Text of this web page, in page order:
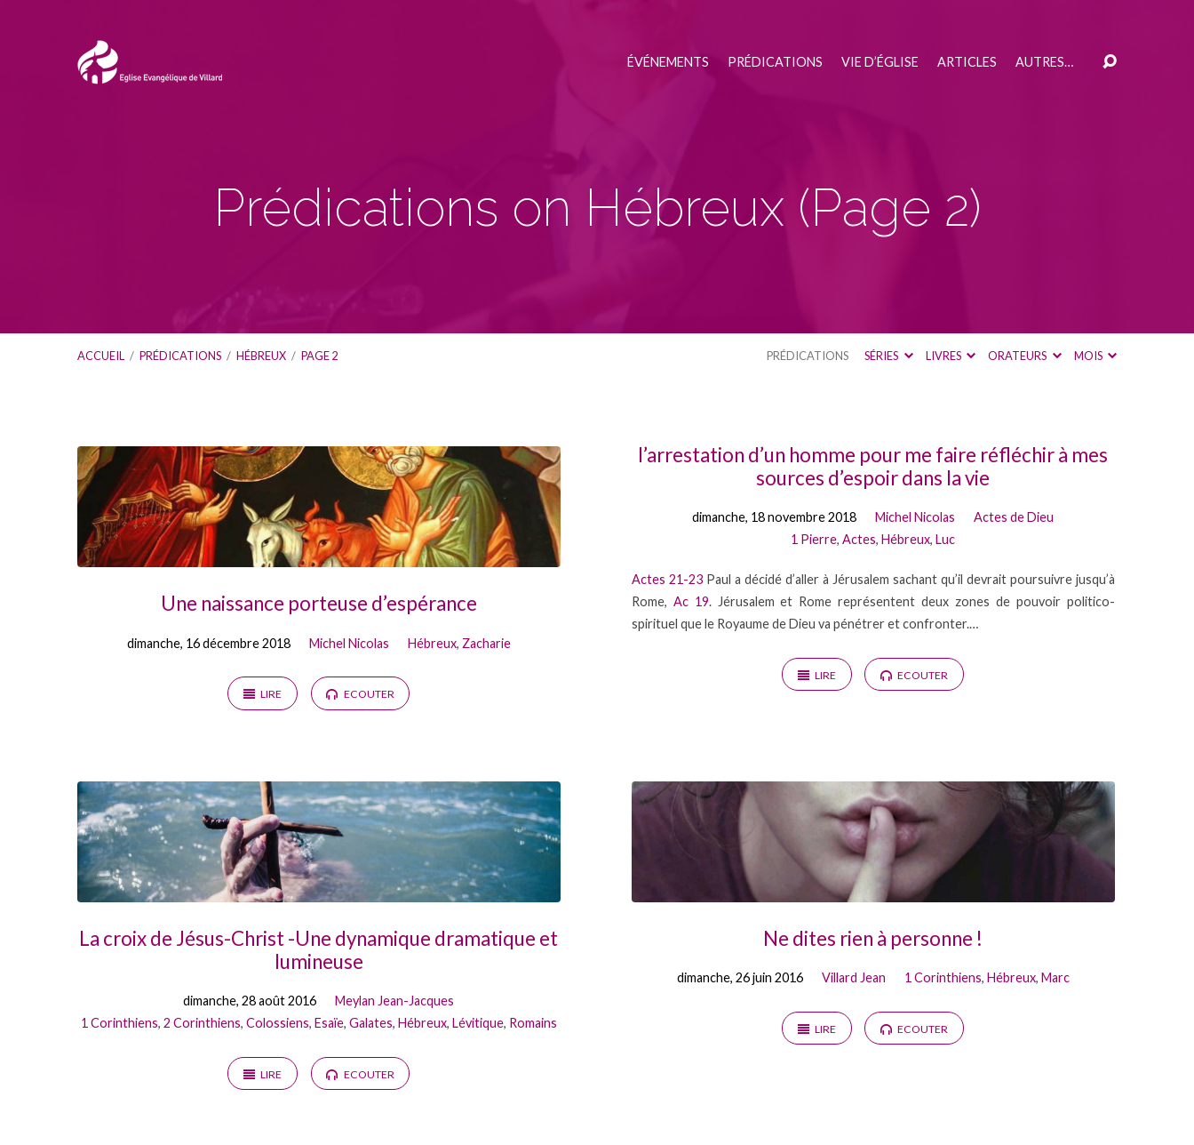
ÉVÉNEMENTS PRÉDICATIONS VIE D’ÉGLISE ARTICLES AUTRES…
Prédications on Hébreux (Page 2)
ACCUEIL / PRÉDICATIONS / HÉBREUX / PAGE 2 PRÉDICATIONS SÉRIES LIVRES ORATEURS MOIS
Prédications
on
Hébreux
(PageUne naissance porteuse d’espérance
dimanche, 16 décembre 2018 Michel Nicolas Hébreux, Zacharie
LIRE ECOUTER
l’arrestation d’un homme pour me faire réfléchir à mes
sources d’espoir dans la vie
dimanche, 18 novembre 2018 Michel Nicolas
Actes de Dieu
1 Pierre,Actes, Hébreux, Luc
Actes 21-23Paul a décidé d’aller à Jérusalem sachant qu’il devrait poursuivre jusqu’à
Rome, Ac 19. Jérusalem et Rome représentent deux zones de pouvoir politico-
spirituel que le Royaume de Dieu va pénétrer et confronter.…
LIRE ECOUTER
La croix de Jésus-Christ -Une dynamique dramatique et
lumineuse
dimanche, 28 août 2016
Meylan Jean-Jacques
1 Corinthiens, 2 Corinthiens, Colossiens, Esaïe, Galates, Hébreux, Lévitique, Romains
LIRE ECOUTER
Ne dites rien à personne !
dimanche, 26 juin 2016 Villard Jean 1 Corinthiens, Hébreux, Marc
LIRE ECOUTER